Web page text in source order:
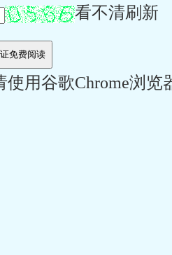
看不清刷新
用谷歌Chrome浏览